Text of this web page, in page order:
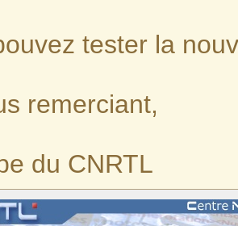
tester la
remerciant,
du CNRTL